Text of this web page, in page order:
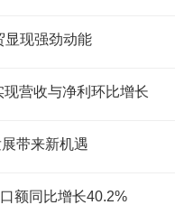
显现强劲动能
营收与净利环比增长
带来新机遇
额同比增长40.2%